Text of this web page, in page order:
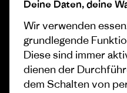
Klimaziele
1% For The Planet
Wie wir finanzieren
Deine Daten, deine
Wir verwenden
grundlegende
Diese sind immer
dienen der
dem Schalten von